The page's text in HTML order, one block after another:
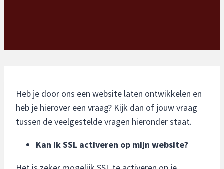
Heb je door ons een website laten ontwikkelen en
heb je hierover een vraag? Kijk dan of jouw vraag
tussen de veelgestelde vragen hieronder staat.
Kan ik SSL activeren op mijn website?